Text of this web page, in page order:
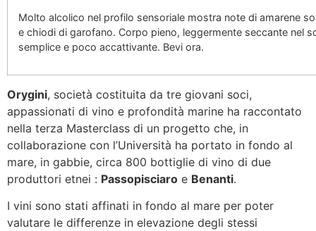
Molto alcolico nel profilo sensoriale mostra note di amarene
e chiodi di garofano. Corpo pieno, leggermente seccante nel
semplice e poco accattivante. Bevi ora.
Orygini, società costituita da tre giovani soci,
appassionati di vino e profondità marine ha raccontato
nella terza Masterclass di un progetto che, in
collaborazione con l’Università ha portato in fondo al
mare, in gabbie, circa 800 bottiglie di vino di due
produttori etnei : Passopisciaro e Benanti.
I vini sono stati affinati in fondo al mare per poter
valutare le differenze in elevazione degli stessi